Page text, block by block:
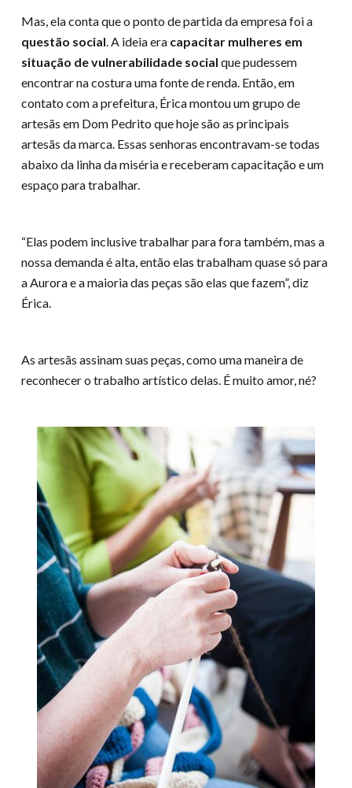
Mas, ela conta que o ponto de partida da empresa foi a
questão social. A ideia era capacitar mulheres em
situação de vulnerabilidade social que pudessem
encontrar na costura uma fonte de renda. Então, em
contato com a prefeitura, Érica montou um grupo de
artesãs em Dom Pedrito que hoje são as principais
artesãs da marca. Essas senhoras encontravam-se todas
abaixo da linha da miséria e receberam capacitação e um
espaço para trabalhar.
“Elas podem inclusive trabalhar para fora também, mas a
nossa demanda é alta, então elas trabalham quase só para
a Aurora e a maioria das peças são elas que fazem”, diz
Érica.
As artesãs assinam suas peças, como uma maneira de
reconhecer o trabalho artístico delas. É muito amor, né?